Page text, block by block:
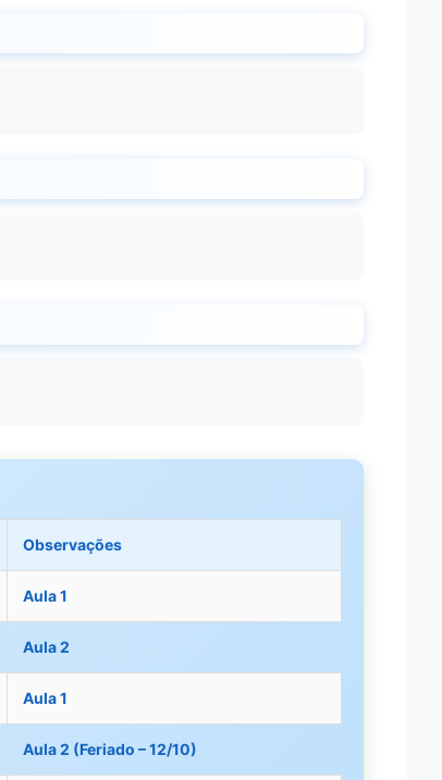
Observações
Aula 1
Aula 2
Aula 1
Aula 2 (Feriado – 12/10)